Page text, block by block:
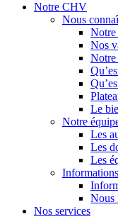
Notre CHV
Nous
Notre
Nos
Notre
Le
Notre
Les
Les
Les
Informations
Nous
Nos services